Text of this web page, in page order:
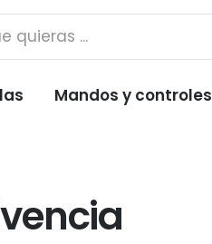
Mandos y controles